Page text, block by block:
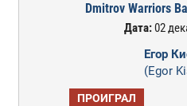
Dmitrov Warriors
Дата:02
Егор
(Egor
ПРОИГРАЛ